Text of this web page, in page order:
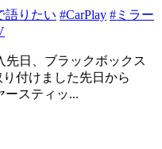
語りたい #CarPlay #ミラー
先日、ブラックボックス
付けました先日から
ースティッ...